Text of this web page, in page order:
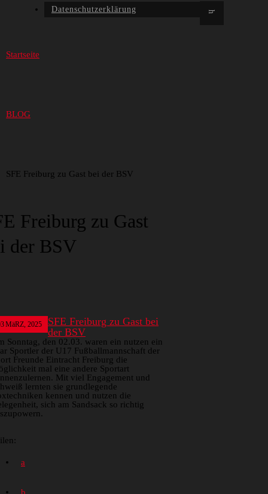
Datenschutzerklärung
Startseite
BLOG
SFE Freiburg zu Gast bei der BSV
Freiburg zu Gast
der BSV
MäRZ, 2025
SFE Freiburg zu Gast bei
der BSV
Sonntag, den 02.03. waren ein nutzen ein
Sportler der U17 Fußballmannschaft der
Freunde Eintracht Freiburg die
mal eine andere Sportart
Mit viel Engagement und
lernten sie grundlegende
kennen und nutzen die
sich am Sandsack so richtig